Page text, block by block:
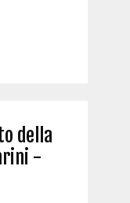
della
-